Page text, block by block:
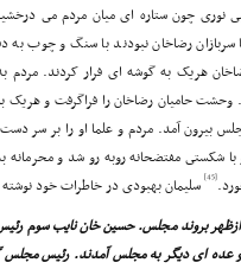
نورى چون ستاره اى میان مردم مى
سربازان رضاخان نبودند با سنگ و چوب
هریک به گوشه اى فرار کردند. مردم
وحشت حامیان رضاخان را فراگرفت و
آمد. مردم و علما او را بر سر دست
با شکستى مفتضحانه روبه رو شد و
[45]
سلیمان بهبودى در خاطرات خود
بروند مجلس. حسین خان نایب سوم
عده اى دیگر به مجلس آمدند. رئیس مجلس